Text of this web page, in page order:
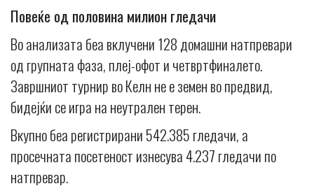
Повеќе од половина милион гледачи
Во анализата беа вклучени 128 домашни натпревари
од групната фаза, плеј-офот и четвртфиналето.
Завршниот турнир во Келн не е земен во предвид,
бидејќи се игра на неутрален терен.
Вкупно беа регистрирани 542.385 гледачи, а
просечната посетеност изнесува 4.237 гледачи по
натпревар.